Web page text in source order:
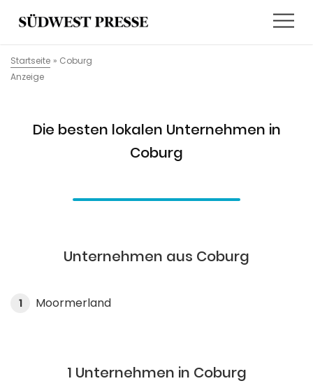
Startseite » Coburg
Anzeige
Die besten lokalen Unternehmen in
Coburg
Unternehmen aus Coburg
1 Moormerland
1 Unternehmen in Coburg